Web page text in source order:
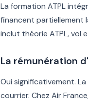
La formation ATPL
financent partiellement
inclut théorie ATPL, vol
La rémunération
Oui significativement.
courrier. Chez Air